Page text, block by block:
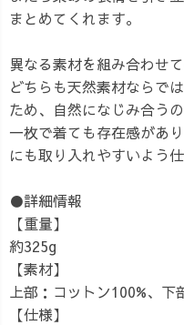
まとめてくれます。
異なる素材を組み合わせて
どちらも天然素材ならで
ため、自然になじみ合う
一枚で着ても存在感があ
にも取り入れやすいよう仕
●詳細情報
【重量】
約325g
【素材】
上部：コットン100%、
【仕様】